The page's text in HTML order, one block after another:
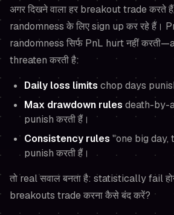
अगर दिखने वाला हर breakout trade करते
randomness के लिए sign up कर रहे हैं।
randomness सिर्फ PnL hurt नहीं
threaten करती है:
Daily loss limits chop days
Max drawdown rules death-by-
punish करती हैं।
Consistency rules "one big day,
punish करती हैं।
तो real सवाल बनता है: statistically fail होने
breakouts trade करना कैसे बंद करें?